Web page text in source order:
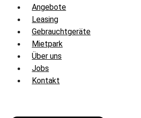
Angebote
Leasing
Gebrauchtgeräte
Mietpark
Über uns
Jobs
Kontakt